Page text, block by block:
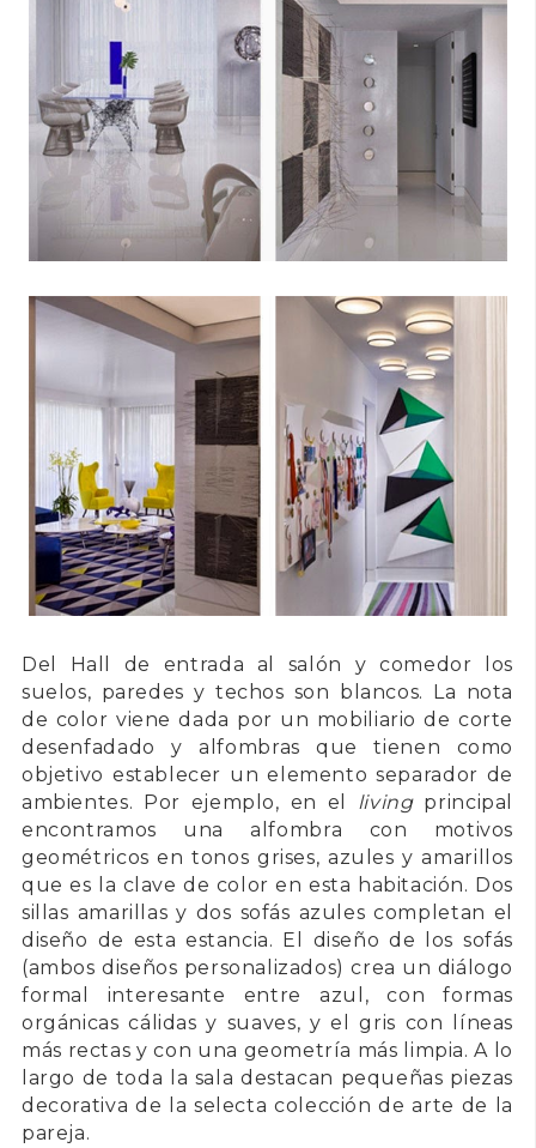
Del Hall de entrada al salón y comedor los
suelos, paredes y techos son blancos. La nota
de color viene dada por un mobiliario de corte
desenfadado y alfombras que tienen como
objetivo establecer un elemento separador de
ambientes. Por ejemplo, en el living principal
encontramos una alfombra con motivos
geométricos en tonos grises, azules y amarillos
que es la clave de color en esta habitación. Dos
sillas amarillas y dos sofás azules completan el
diseño de esta estancia. El diseño de los sofás
(ambos diseños personalizados) crea un diálogo
formal interesante entre azul, con formas
orgánicas cálidas y suaves, y el gris con líneas
más rectas y con una geometría más limpia. A lo
largo de toda la sala destacan pequeñas piezas
decorativa de la selecta colección de arte de la
pareja.